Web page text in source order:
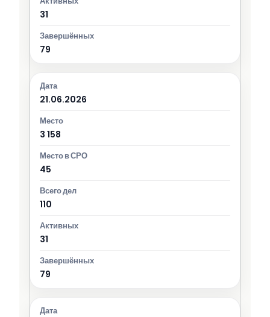
31
79
21.06.2026
3 158
45
110
31
79